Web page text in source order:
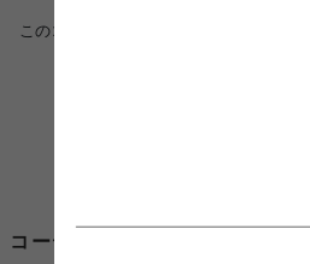
このコーディネートを詳しく見る >
コーディネートからソファ ベ